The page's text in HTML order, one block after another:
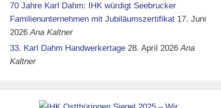
70 Jahre Karl Dahm: IHK würdigt Seebrucker
Familienunternehmen mit Jubiläumszertifikat 17. Juni
2026 Ana Kaltner
33. Karl Dahm Handwerkertage 28. April 2026 Ana
Kaltner